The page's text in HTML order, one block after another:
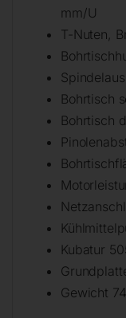
mm/U
T-Nuten,
Bohrtisch
Bohrtisch
Kubatur
Gewicht